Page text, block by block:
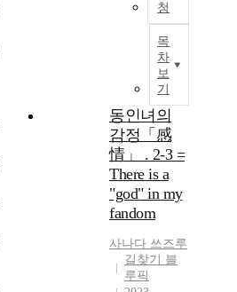
청
목
차
보
기
동인녀의
감정「感
情」 . 2-3 =
There is a
"god" in my
fandom
사나다 쓰즈루
길찾기 블
루픽